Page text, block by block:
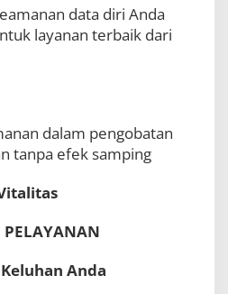
data diri Anda
layanan terbaik dari
dalam pengobatan
tanpa efek samping
Anda